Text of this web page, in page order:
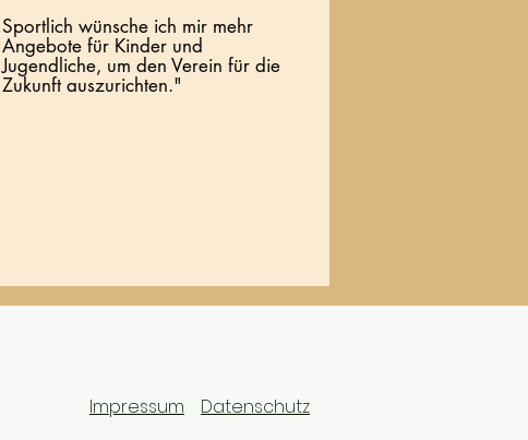
Sportlich wünsche ich mir mehr
Angebote für Kinder und
Jugendliche, um den Verein für die
Zukunft auszurichten."
Impressum Datenschutz